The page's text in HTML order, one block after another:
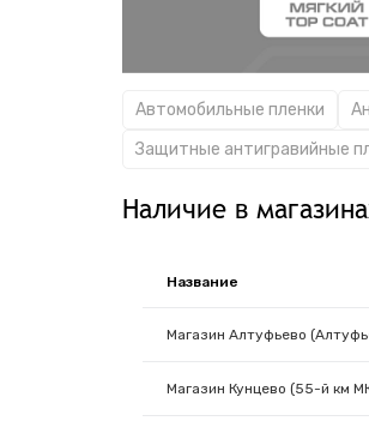
Автомобильные пленки
Защитные антигравийные
Наличие в
Название
Магазин Алтуфьево
Магазин Кунцево (55-й км